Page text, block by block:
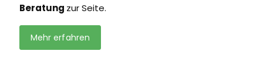
Beratung zur Seite.
Mehr erfahren